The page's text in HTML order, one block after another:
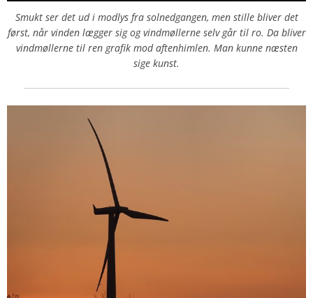
Smukt ser det ud i modlys fra solnedgangen, men stille bliver det
først, når vinden lægger sig og vindmøllerne selv går til ro. Da bliver
vindmøllerne til ren grafik mod aftenhimlen. Man kunne næsten
sige kunst.